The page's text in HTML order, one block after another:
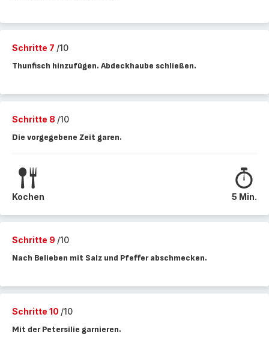
Schritte 7 /10
Thunfisch hinzufügen. Abdeckhaube schließen.
Schritte 8 /10
Die vorgegebene Zeit garen.
Kochen 5 Min.
Schritte 9 /10
Nach Belieben mit Salz und Pfeffer abschmecken.
Schritte 10 /10
Mit der Petersilie garnieren.